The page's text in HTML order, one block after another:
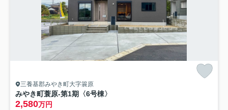
三養基郡みやき町大字簑原
みやき町蓑原-第1期 〈6号棟〉
2,580万円